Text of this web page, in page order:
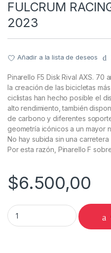
FULCRUM
2023
Añadir a la lista de deseos
Pinarello F5 Disk Rival AXS. 70
la creación de las bicicletas
ciclistas han hecho posible el
alto rendimiento, también
de carbono y diferentes
geometría icónicos a un mayor
No hay subida sin una
Por esta razón, Pinarello F
$6.500,00
BICICLETA PINARELLO F5